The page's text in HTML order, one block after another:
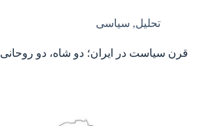
تحلیل, سیاسی
قرن سیاست در ایران؛ دو شاه، دو روحانی